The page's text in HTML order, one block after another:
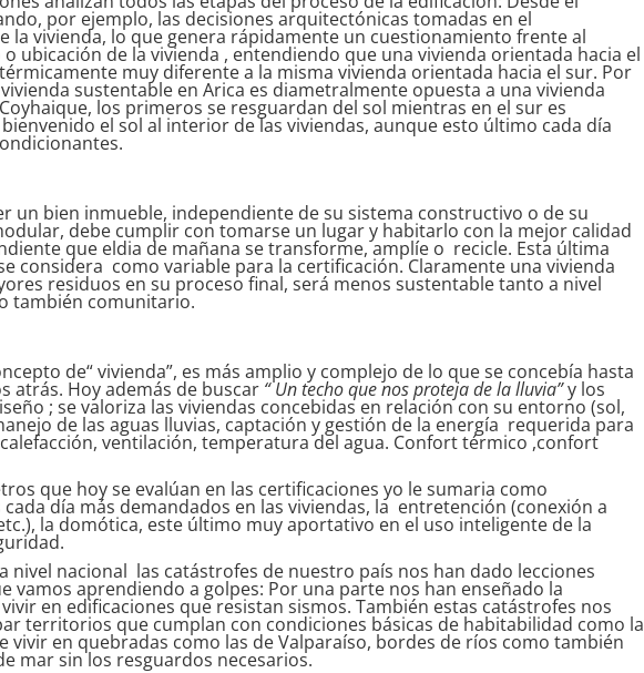
por ejemplo, las decisiones arquitectónicas tomadas en el
la vivienda, lo que genera rápidamente un cuestionamiento frente al
ubicación de la vivienda , entendiendo que una vivienda orientada hacia el
muy diferente a la misma vivienda orientada hacia el sur. Por
sustentable en Arica es diametralmente opuesta a una vivienda
los primeros se resguardan del sol mientras en el sur es
el sol al interior de las viviendas, aunque esto último cada día
un bien inmueble, independiente de su sistema constructivo o de su
debe cumplir con tomarse un lugar y habitarlo con la mejor calidad
que eldia de mañana se transforme, amplíe o recicle. Esta última
considera como variable para la certificación. Claramente una vivienda
residuos en su proceso final, será menos sustentable tanto a nivel
también comunitario.
de“ vivienda”, es más amplio y complejo de lo que se concebía hasta
atrás. Hoy además de buscar “ Un techo que nos proteja de la lluvia”y los
; se valoriza las viviendas concebidas en relación con su entorno (sol,
de las aguas lluvias, captación y gestión de la energía requerida para
ventilación, temperatura del agua. Confort térmico ,confort
que hoy se evalúan en las certificaciones yo le sumaria como
día más demandados en las viviendas, la entretención (conexión a
la domótica, este último muy aportativo en el uso inteligente de la
nivel nacional las catástrofes de nuestro país nos han dado lecciones
vamos aprendiendo a golpes: Por una parte nos han enseñado la
en edificaciones que resistan sismos. También estas catástrofes nos
territorios que cumplan con condiciones básicas de habitabilidad como la
vivir en quebradas como las de Valparaíso, bordes de ríos como también
mar sin los resguardos necesarios.